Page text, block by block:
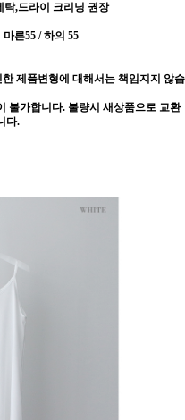
탁,드라이 크리닝 권장
른55 / 하의 55
제품변형에 대해서는 책임지지 않습
불가합니다. 불량시 새상품으로 교환
다.